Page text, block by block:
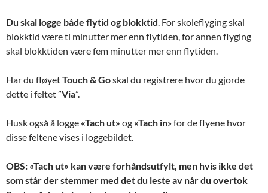
Du skal logge både flytid og blokktid. For skoleflyging skal
blokktid være ti minutter mer enn flytiden, for annen flyging
skal blokktiden være fem minutter mer enn flytiden.
Har du fløyetTouch & Goskal du registrere hvor du gjorde
dette i feltet ”Via”.
Husk også å logge «Tach ut» og «Tach in» for de flyene hvor
disse feltene vises i loggebildet.
OBS: «Tach ut» kan være forhåndsutfylt, men hvis ikke det
som står der stemmer med det du leste av når du overtok